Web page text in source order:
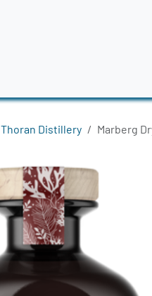
Thoran Distillery Marberg